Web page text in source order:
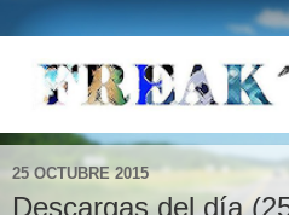
25 OCTUBRE 2015
Descargas del día